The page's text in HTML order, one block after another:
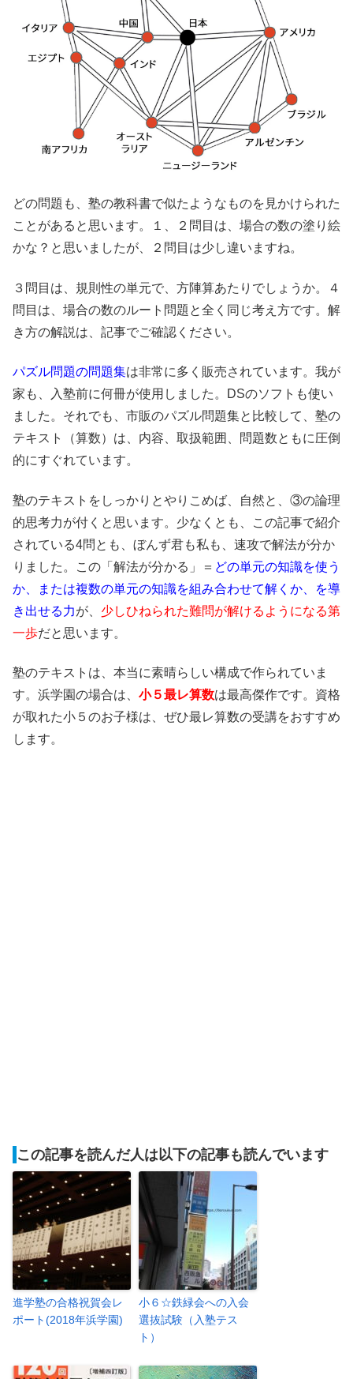
どの問題も、塾の教科書で似たようなものを見かけられた
ことがあると思います。１、２問目は、場合の数の塗り絵
かな？と思いましたが、２問目は少し違いますね。
３問目は、規則性の単元で、方陣算あたりでしょうか。４
問目は、場合の数のルート問題と全く同じ考え方です。解
き方の解説は、記事でご確認ください。
パズル問題の問題集は非常に多く販売されています。我が
家も、入塾前に何冊が使用しました。DSのソフトも使い
ました。それでも、市販のパズル問題集と比較して、塾の
テキスト（算数）は、内容、取扱範囲、問題数ともに圧倒
的にすぐれています。
塾のテキストをしっかりとやりこめば、自然と、③の論理
的思考力が付くと思います。少なくとも、この記事で紹介
されている4問とも、ぼんず君も私も、速攻で解法が分か
りました。この「解法が分かる」＝ どの単元の知識を使う
か、または複数の単元の知識を組み合わせて解くか、を導
き出せる力が、 少しひねられた難問が解けるようになる第
一歩だと思います。
塾のテキストは、本当に素晴らしい構成で作られていま
す。浜学園の場合は、 小５最レ算数は最高傑作です。資格
が取れた小５のお子様は、ぜひ最レ算数の受講をおすすめ
します。
この記事を読んだ人は以下の記事も読んでいます
進学塾の合格祝賀会レ
ポート(2018年浜学園)
小６☆鉄緑会への入会
選抜試験（入塾テス
ト）